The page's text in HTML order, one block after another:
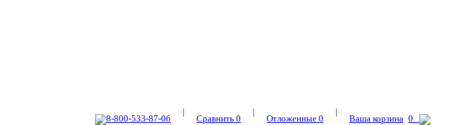
8-800-533-87-06
|
Сравнить 0
|
Отложенные 0
|
Ваша корзина 0